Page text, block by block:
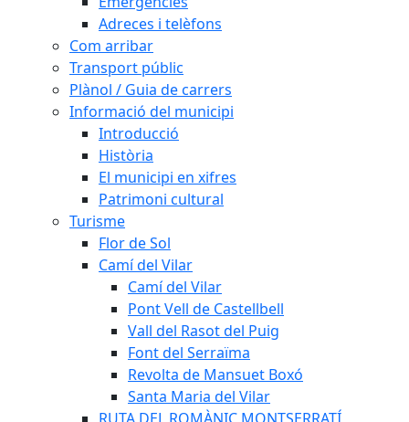
Adreces i telèfons
Com arribar
Transport públic
Plànol / Guia de carrers
Informació del municipi
Introducció
Història
El municipi en xifres
Patrimoni cultural
Turisme
Flor de Sol
Camí del Vilar
Camí del Vilar
Pont Vell de Castellbell
Vall del Rasot del Puig
Font del Serraïma
Revolta de Mansuet Boxó
Santa Maria del Vilar